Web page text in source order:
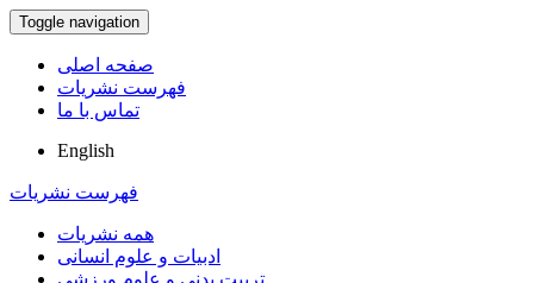
Toggle navigation
صفحه اصلی
فهرست نشریات
تماس با ما
English
فهرست نشریات
همه نشریات
ادبیات و علوم انسانی
تربیت بدنی و علوم ورزشی